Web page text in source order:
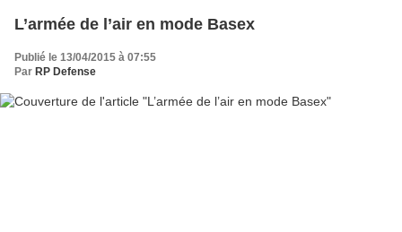
L’armée de l’air en mode Basex
Publié le 13/04/2015 à 07:55
Par RP Defense